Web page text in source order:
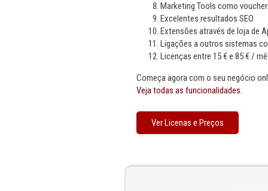
Marketing Tools como
Excelentes resultados SEO
Extensões através de loja de
Ligações a outros sistemas
Licenças entre 15 € e 85 € /
Começa agora com o seu negócio
Veja todas as funcionalidades.
Ver Licenas e Preços